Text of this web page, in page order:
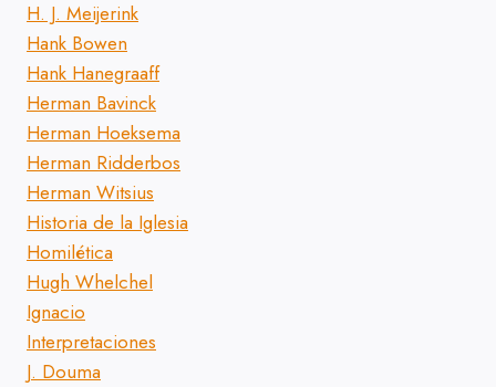
H. J. Meijerink
Hank Bowen
Hank Hanegraaff
Herman Bavinck
Herman Hoeksema
Herman Ridderbos
Herman Witsius
Historia de la Iglesia
Homilética
Hugh Whelchel
Ignacio
Interpretaciones
J. Douma